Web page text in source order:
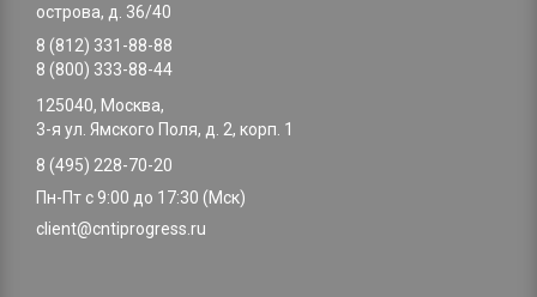
острова, д. 36/40
8 (812) 331-88-88
8 (800) 333-88-44
125040, Москва,
3-я ул. Ямского Поля, д. 2, корп. 1
8 (495) 228-70-20
Пн-Пт с 9:00 до 17:30 (Мск)
client@cntiprogress.ru